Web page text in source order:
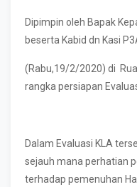
Dipimpin oleh Bapak
beserta Kabid dn Kasi
(Rabu,19/2/2020) di
rangka persiapan
Dalam Evaluasi KLA
sejauh mana perhatian
terhadap pemenuhan